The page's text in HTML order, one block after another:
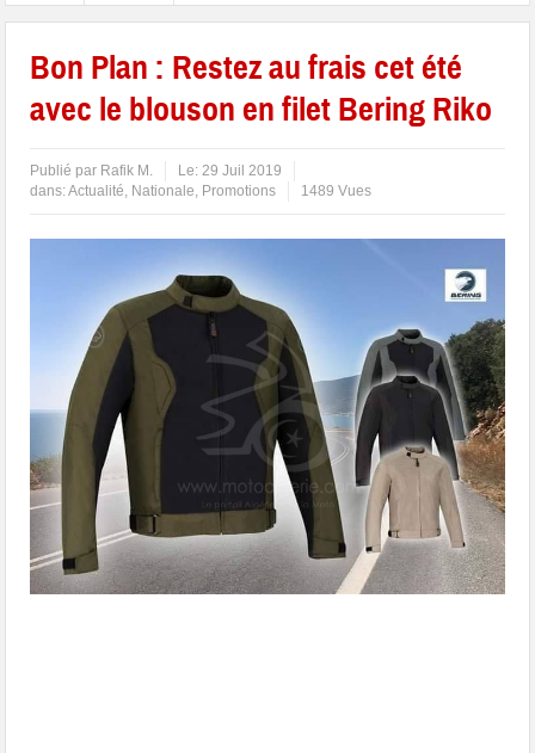
Bon Plan : Restez au frais cet été
avec le blouson en filet Bering Riko
Publié par Rafik M. Le:29 Juil 2019
dans:Actualité, Nationale, Promotions 1489 Vues